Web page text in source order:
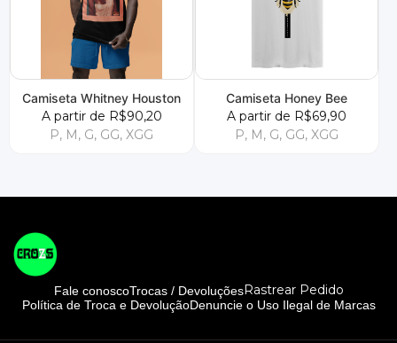
Camiseta Whitney Houston
A partir de R$90,20
P, M, G, GG, XGG
Camiseta Honey Bee
A partir de R$69,90
P, M, G, GG, XGG
Fale conoscoTrocas / DevoluçõesRastrear Pedido
Política de Troca e DevoluçãoDenuncie o Uso Ilegal de Marcas